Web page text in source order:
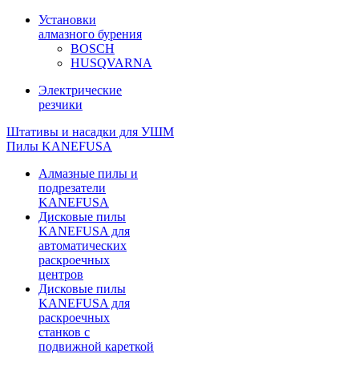
Установки
алмазного бурения
BOSCH
HUSQVARNA
Электрические
резчики
Штативы и насадки для УШМ
Пилы KANEFUSA
Алмазные пилы и
подрезатели
KANEFUSA
Дисковые пилы
KANEFUSA для
автоматических
раскроечных
центров
Дисковые пилы
KANEFUSA для
раскроечных
станков с
подвижной кареткой